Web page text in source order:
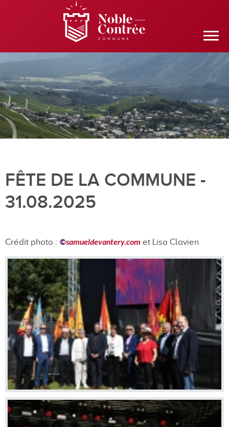
FÊTE DE LA COMMUNE -
31.08.2025
Crédit photo : ©samueldevantery.com et Lisa Clavien